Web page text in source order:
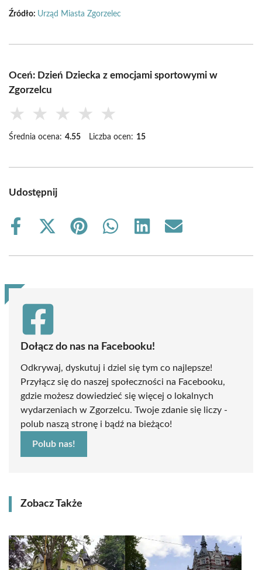
Źródło: Urząd Miasta Zgorzelec
Oceń: Dzień Dziecka z emocjami sportowymi w
Zgorzelcu
★ ★ ★ ★ ★
Średnia ocena: 4.55 Liczba ocen: 15
Udostępnij
Share
Share
(Twitter)
Share
Share
Share
Share
Dołącz do nas na Facebooku!
Odkrywaj, dyskutuj i dziel się tym co najlepsze!
Przyłącz się do naszej społeczności na Facebooku,
gdzie możesz dowiedzieć się więcej o lokalnych
wydarzeniach w Zgorzelcu. Twoje zdanie się liczy -
polub naszą stronę i bądź na bieżąco!
Polub nas!
Zobacz Także